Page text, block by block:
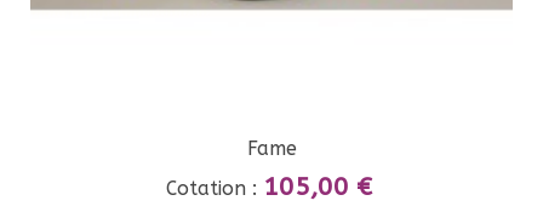
Fame
Cotation : 105,00 €